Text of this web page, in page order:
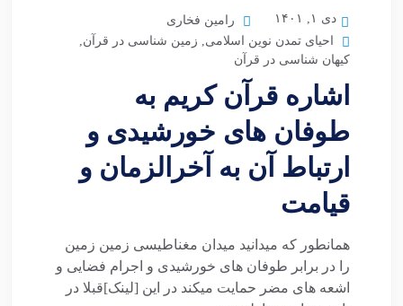
دی ۱, ۱۴۰۱
رامین فخاری
احیای تمدن نوین اسلامی
زمین شناسی در قرآن
کیهان شناسی در قرآن
اشاره قرآن کریم به
طوفان های خورشیدی و
ارتباط آن به آخرالزمان و
قیامت
همانطور که میدانید میدان مغناطیسی زمین زمین
را در برابر طوفان های خورشیدی و اجرام فضایی و
اشعه های مضر حمایت میکند در این [لینک]قبلا در